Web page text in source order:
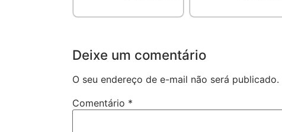
Deixe um comentário
O seu endereço de e-mail não será publicado.
Comentário *